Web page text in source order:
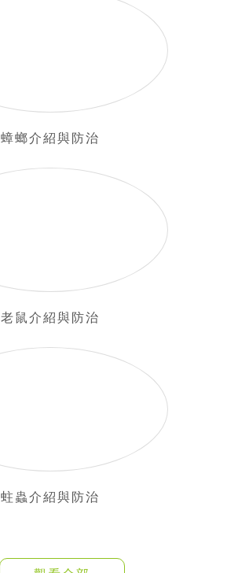
蟑螂介紹與防治
老鼠介紹與防治
蛀蟲介紹與防治